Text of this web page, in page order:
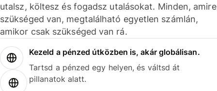
utalsz, költesz és fogadsz utalásokat. Minden, amire
szükséged van, megtalálható egyetlen számlán,
amikor csak szükséged van rá.
Kezeld a pénzed útközben is, akár globálisan.
Tartsd a pénzed egy helyen, és váltsd át
pillanatok alatt.